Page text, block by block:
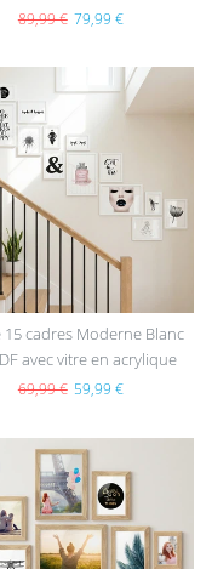
89,99 € 79,99 €
15 cadres Moderne Blanc
avec vitre en acrylique
69,99 € 59,99 €